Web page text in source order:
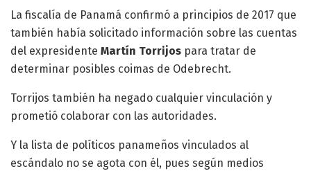
La fiscalía de Panamá confirmó a principios de 2017 que
también había solicitado información sobre las cuentas
del expresidente Martín Torrijos para tratar de
determinar posibles coimas de Odebrecht.
Torrijos también ha negado cualquier vinculación y
prometió colaborar con las autoridades.
Y la lista de políticos panameños vinculados al
escándalo no se agota con él, pues según medios